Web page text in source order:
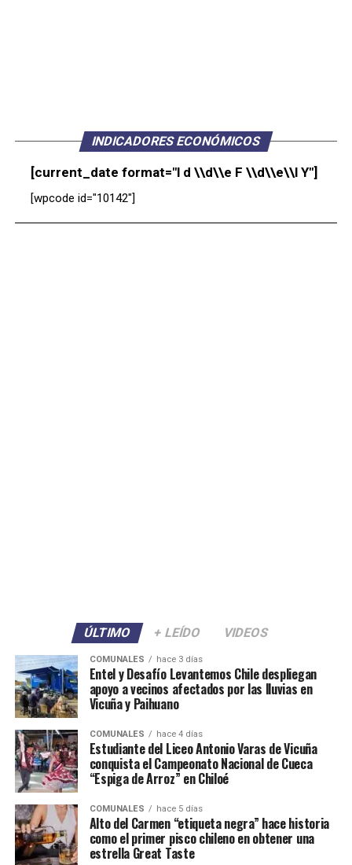
INDICADORES ECONÓMICOS
[current_date format="l d \\d\\e F \\d\\e\\l Y"]
[wpcode id="10142"]
ÚLTIMO + LEÍDO VIDEOS
COMUNALES hace 3 días
Entel y Desafío Levantemos Chile despliegan
apoyo a vecinos afectados por las lluvias en
Vicuña y Paihuano
COMUNALES hace 4 días
Estudiante del Liceo Antonio Varas de Vicuña
conquista el Campeonato Nacional de Cueca
“Espiga de Arroz” en Chiloé
COMUNALES hace 5 días
Alto del Carmen “etiqueta negra” hace historia
como el primer pisco chileno en obtener una
estrella Great Taste